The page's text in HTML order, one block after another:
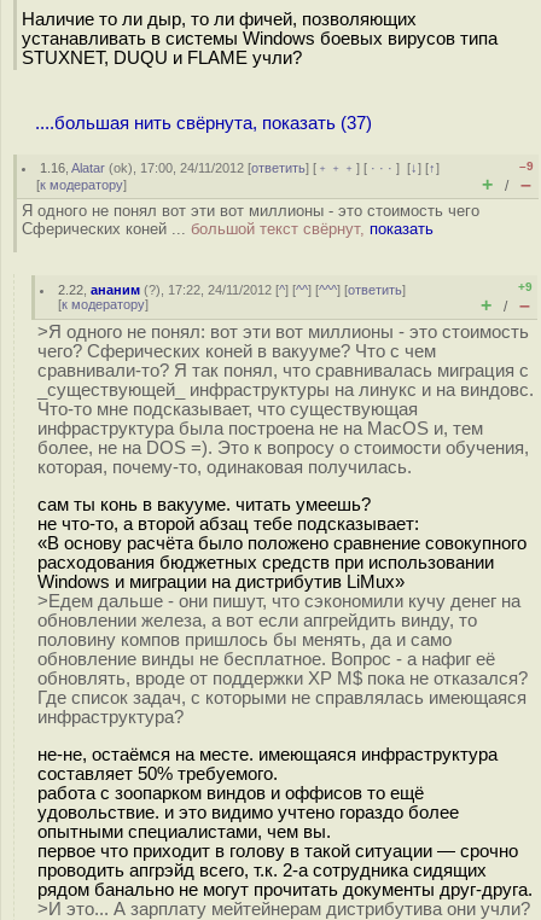
Наличие то ли дыр, то ли фичей, позволяющих
устанавливать в системы Windows боевых вирусов типа
STUXNET, DUQU и FLAME учли?
....большая нить свёрнута, показать (37)
1.16 ,Alatar (ok), 17:00, 24/11/2012 [ответить] [ ﹢﹢﹢] [ · · ·][↓] [↑]
[к модератору]
–9
+ / –
Я одного не понял вот эти вот миллионы - это стоимость чего
Сферических коней ... большой текст свёрнут, показать
2.22 ,ананим (?), 17:22, 24/11/2012 [^] [^^] [^^^] [ответить]
[к модератору]
+9
+ / –
>Я одного не понял: вот эти вот миллионы - это стоимость
чего? Сферических коней в вакууме? Что с чем
сравнивали-то? Я так понял, что сравнивалась миграция с
_существующей_ инфраструктуры на линукс и на виндовс.
Что-то мне подсказывает, что существующая
инфраструктура была построена не на MacOS и, тем
более, не на DOS =). Это к вопросу о стоимости обучения,
которая, почему-то, одинаковая получилась.
сам ты конь в вакууме. читать умеешь?
не что-то, а второй абзац тебе подсказывает:
«В основу расчёта было положено сравнение совокупного
расходования бюджетных средств при использовании
Windows и миграции на дистрибутив LiMux»
>Едем дальше - они пишут, что сэкономили кучу денег на
обновлении железа, а вот если апгрейдить винду, то
половину компов пришлось бы менять, да и само
обновление винды не бесплатное. Вопрос - а нафиг её
обновлять, вроде от поддержки XP M$ пока не отказался?
Где список задач, с которыми не справлялась имеющаяся
инфраструктура?
не-не, остаёмся на месте. имеющаяся инфраструктура
составляет 50% требуемого.
работа с зоопарком виндов и оффисов то ещё
удовольствие. и это видимо учтено гораздо более
опытными специалистами, чем вы.
первое что приходит в голову в такой ситуации — срочно
проводить апгрэйд всего, т.к. 2-а сотрудника сидящих
рядом банально не могут прочитать документы друг-друга.
>И это... А зарплату мейтейнерам дистрибутива они учли?